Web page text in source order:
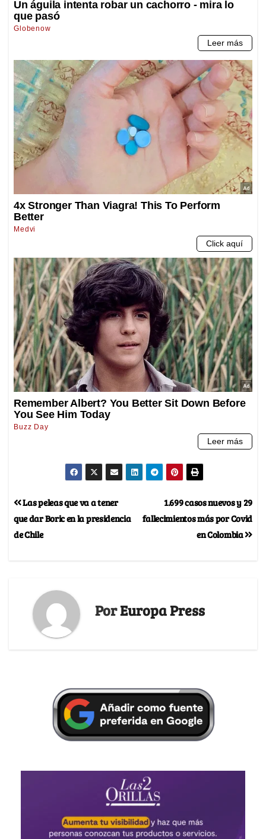
1.699 casos nuevos y 29
fallecimientos más por Covid
en Colombia
Las peleas que va a tener
que dar Boric en la presidencia
de Chile
PorEuropa Press